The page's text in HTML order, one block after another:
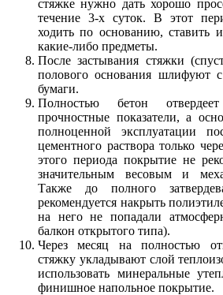
стяжке нужно дать хорошо
течение 3-х суток. В этот
ходить по основанию, ставить
какие-либо предметы.
После застывания стяжки
полового основания шлифуют
бумаги.
Полностью бетон
прочностные показатели, а
полноценной эксплуатации
цементного раствора только
этого периода покрытие не
значительным весовым и
Также до полного
рекомендуется накрыть
на него не попадали
балкон открытого типа).
Через месяц на полностью
стяжку укладывают слой
использовать минеральные
финишное напольное покрытие.